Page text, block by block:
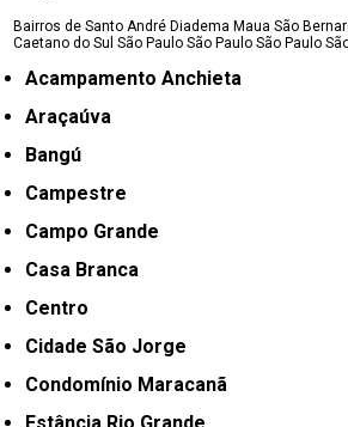
Bairros de Santo André Diadema Maua São
Caetano do SulSão Paulo São Paulo São Paulo
Acampamento Anchieta
Araçaúva
Bangú
Campestre
Campo Grande
Casa Branca
Centro
Cidade São Jorge
Condomínio Maracanã